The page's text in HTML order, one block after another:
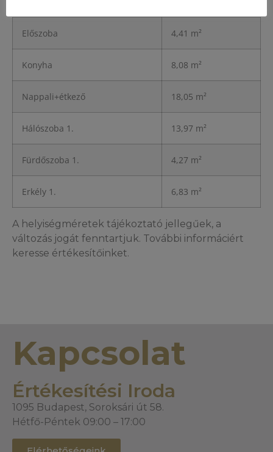
Előszoba 4,41 m²
Konyha 8,08 m²
Nappali+étkező 18,05 m²
Hálószoba 1. 13,97 m²
Fürdőszoba 1. 4,27 m²
Erkély 1. 6,83 m²
A helyiségméretek tájékoztató jellegűek, a
változás jogát fenntartjuk. További informáciért
keresse értékesítőinket.
Kapcsolat
Értékesítési Iroda
1095 Budapest, Soroksári út 58.
Hétfő-Péntek 09:00 – 17:00